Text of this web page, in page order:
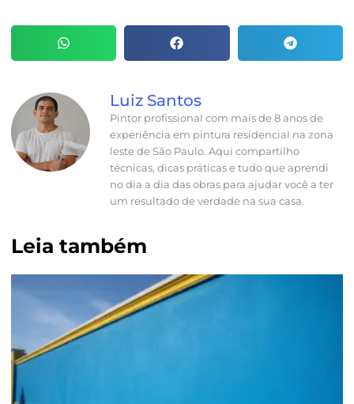
Luiz Santos
Pintor profissional com mais de 8 anos de
experiência em pintura residencial na zona
leste de São Paulo. Aqui compartilho
técnicas, dicas práticas e tudo que aprendi
no dia a dia das obras para ajudar você a ter
um resultado de verdade na sua casa.
Leia também